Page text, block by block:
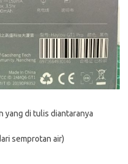
yang di tulis diantaranya
semprotan air)